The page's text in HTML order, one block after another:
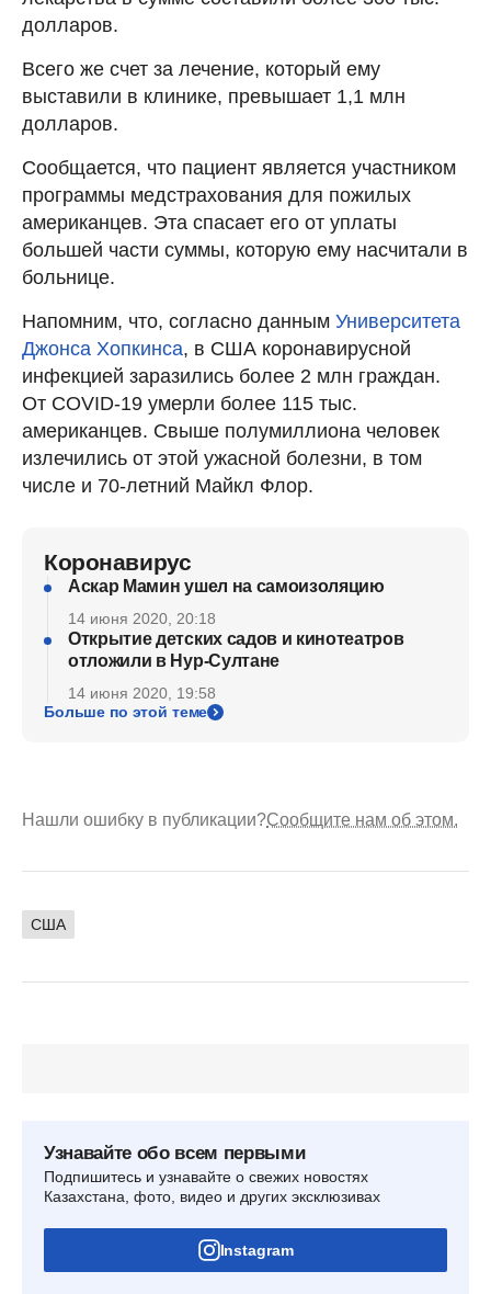
долларов.
Всего же счет за лечение, который ему
выставили в клинике, превышает 1,1 млн
долларов.
Сообщается, что пациент является участником
программы медстрахования для пожилых
американцев. Эта спасает его от уплаты
большей части суммы, которую ему насчитали в
больнице.
Напомним, что, согласно данным Университета
Джонса Хопкинса, в США коронавирусной
инфекцией заразились более 2 млн граждан.
От COVID-19 умерли более 115 тыс.
американцев. Свыше полумиллиона человек
излечились от этой ужасной болезни, в том
числе и 70-летний Майкл Флор.
Коронавирус
Аскар Мамин ушел на самоизоляцию
14 июня 2020, 20:18
Открытие детских садов и кинотеатров
отложили в Нур-Султане
14 июня 2020, 19:58
Больше по этой теме
Нашли ошибку в публикации?Сообщите нам об этом.
США
Узнавайте обо всем первыми
Подпишитесь и узнавайте о свежих новостях
Казахстана, фото, видео и других эксклюзивах
Instagram